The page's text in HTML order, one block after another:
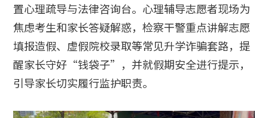
置心理疏导与法律咨询台。心理辅导志愿者现场为
焦虑考生和家长答疑解惑，检察干警重点讲解志愿
填报造假、虚假院校录取等常见升学诈骗套路，提
醒家长守好“钱袋子”，并就假期安全进行提示，
引导家长切实履行监护职责。